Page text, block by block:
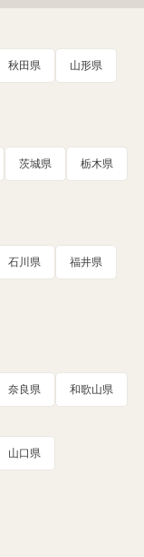
秋田県 山形県
茨城県 栃木県
石川県 福井県
奈良県 和歌山県
山口県